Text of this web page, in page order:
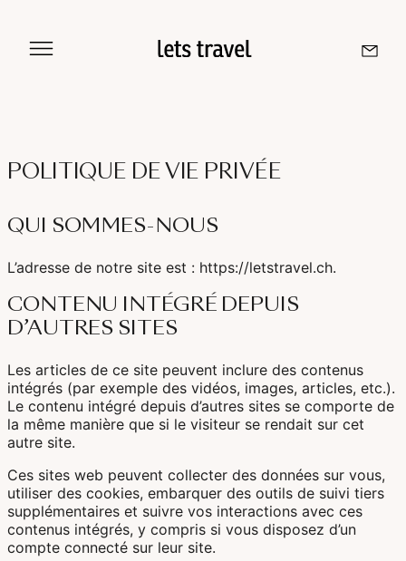
contenu
Maldives
Île Maurice
Seychelles
Bali & Indonésie
Cambodge
Laos
Thaïlande
Vietnam
POLITIQUE DE VIE PRIVÉE
QUI SOMMES-NOUS
L’adresse de notre site est : https://letstravel.ch.
CONTENU INTÉGRÉ DEPUIS
D’AUTRES SITES
Les articles de ce site peuvent inclure des contenus
intégrés (par exemple des vidéos, images, articles, etc.).
Le contenu intégré depuis d’autres sites se comporte de
la même manière que si le visiteur se rendait sur cet
autre site.
Ces sites web peuvent collecter des données sur vous,
utiliser des cookies, embarquer des outils de suivi tiers
supplémentaires et suivre vos interactions avec ces
contenus intégrés, y compris si vous disposez d’un
compte connecté sur leur site.